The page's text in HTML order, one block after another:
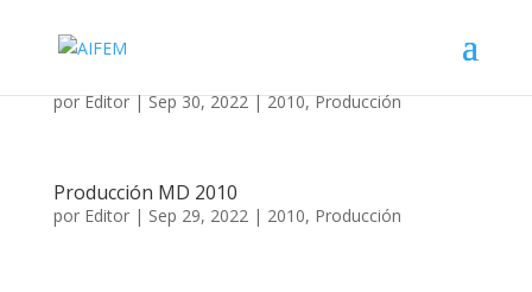
porEditor|Sep 30, 2022|2010,Producción
Producción MD 2010
por Editor| Sep 29, 2022| 2010, Producción